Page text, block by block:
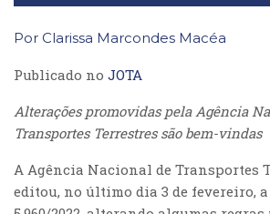
Por Clarissa Marcondes Macéa
Publicado no JOTA
Alterações promovidas pela Agência
Transportes Terrestres são bem-vindas
A Agência Nacional de Transportes
editou, no último dia 3 de fevereiro, a